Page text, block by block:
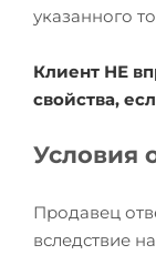
указанного
Клиент НЕ
свойства,
Условия
Продавец
вследствие